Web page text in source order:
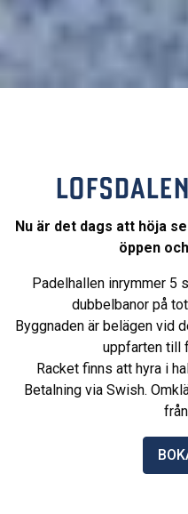
Nu är det dags att höja
öppen
Padelhallen inrymmer 5
dubbelbanor på
Byggnaden är belägen vid
uppfarten till
Racket finns att hyra i
Betalning via Swish.